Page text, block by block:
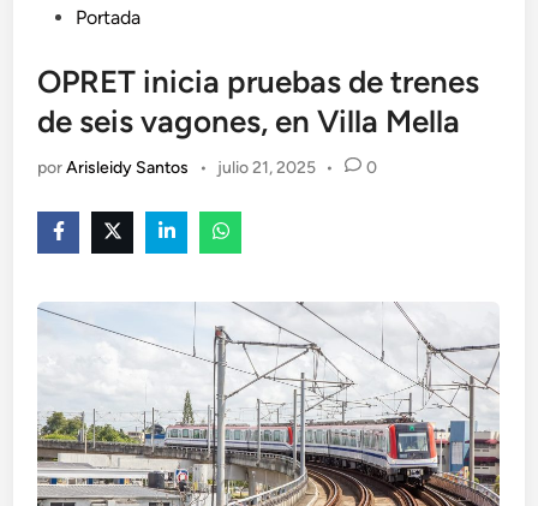
en
Portada
OPRET inicia pruebas de trenes
de seis vagones, en Villa Mella
porArisleidy Santos • julio 21, 2025 • 0